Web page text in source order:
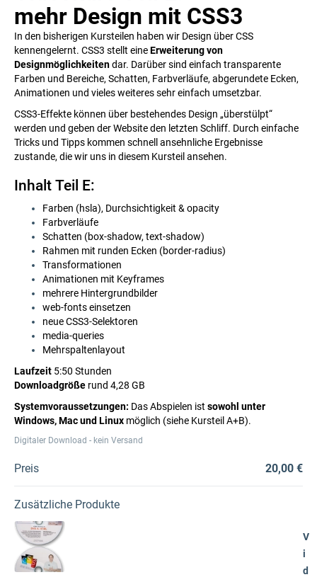
mehr Design mit CSS3
In den bisherigen Kursteilen haben wir Design über CSS
kennengelernt. CSS3 stellt eineErweiterung von
Designmöglichkeitendar. Darüber sind einfach transparente
Farben und Bereiche, Schatten, Farbverläufe, abgerundete Ecken,
Animationen und vieles weiteres sehr einfach umsetzbar.
CSS3-Effekte können über bestehendes Design „überstülpt“
werden und geben der Website den letzten Schliff. Durch einfache
Tricks und Tipps kommen schnell ansehnliche Ergebnisse
zustande, die wir uns in diesem Kursteil ansehen.
Inhalt Teil E:
Farben (hsla), Durchsichtigkeit & opacity
Farbverläufe
Schatten (box-shadow, text-shadow)
Rahmen mit runden Ecken (border-radius)
Transformationen
Animationen mit Keyframes
mehrere Hintergrundbilder
web-fonts einsetzen
neue CSS3-Selektoren
media-queries
Mehrspaltenlayout
Laufzeit 5:50 Stunden
Downloadgröße rund 4,28 GB
Systemvoraussetzungen: Das Abspielen ist sowohl unter
Windows, Mac und Linux möglich (siehe Kursteil A+B).
Digitaler Download - kein Versand
Preis 20,00 €
Zusätzliche Produkte
V
i
d